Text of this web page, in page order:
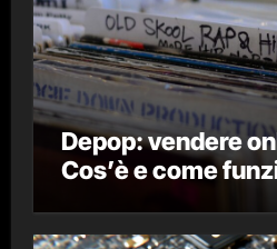
Depop: vendere
Cos’è e come